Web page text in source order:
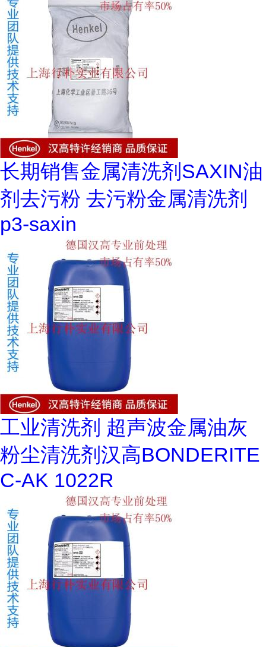
长期销售金属清洗剂SAXIN油
剂去污粉 去污粉金属清洗剂
p3-saxin
工业清洗剂 超声波金属油灰
粉尘清洗剂汉高BONDERITE
C-AK 1022R